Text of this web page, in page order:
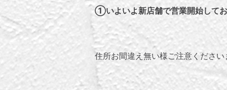
①いよいよ新店舗で営業開始して
住所お間違え無い様ご注意ください